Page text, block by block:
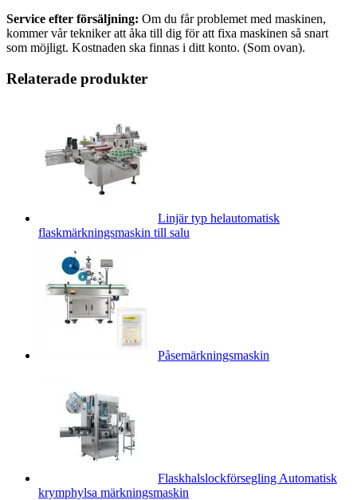
Service efter försäljning: Om du får problemet med maskinen,
kommer vår tekniker att åka till dig för att fixa maskinen så snart
som möjligt. Kostnaden ska finnas i ditt konto. (Som ovan).
Relaterade produkter
Linjär typ helautomatisk
flaskmärkningsmaskin till salu
Påsemärkningsmaskin
Flaskhalslockförsegling Automatisk
krymphylsa märkningsmaskin